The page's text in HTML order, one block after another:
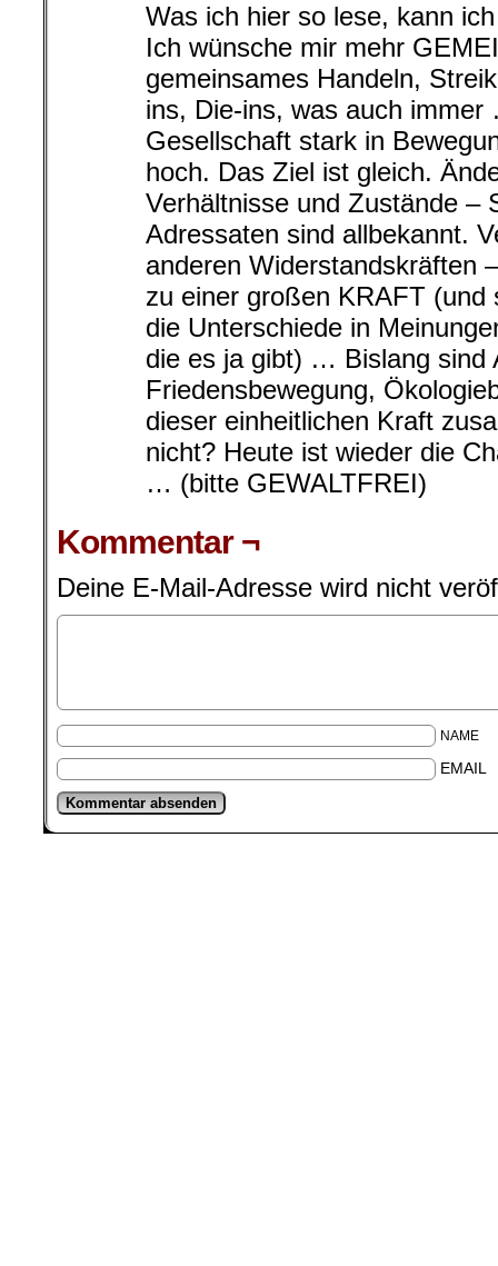
Was ich hier so lese, kann
Ich wünsche mir mehr
gemeinsames Handeln,
ins, Die-ins, was auch
Gesellschaft stark in
hoch. Das Ziel ist gleich.
Verhältnisse und Zustände –
Adressaten sind allbekannt.
anderen Widerstandskräften
zu einer großen KRAFT
die Unterschiede in
die es ja gibt) … Bislang sind
Friedensbewegung,
dieser einheitlichen Kraft
nicht? Heute ist wieder die
… (bitte GEWALTFREI)
Kommentar ¬
Deine E-Mail-Adresse wird nicht
NAME
EMAIL